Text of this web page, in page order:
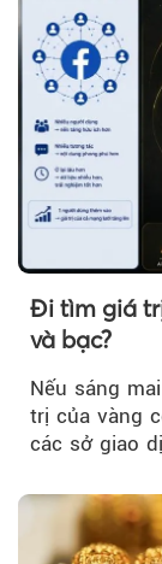
Đi tìm giá
và bạc?
Nếu sáng
trị của vàng
các sở giao